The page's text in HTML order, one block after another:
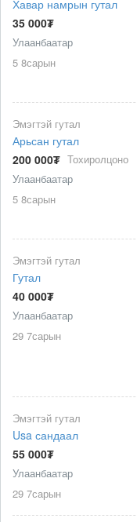
Хавар намрын гутал
35 000₮
Улаанбаатар
5 8сарын
Эмэгтэй гутал
Арьсан гутал
200 000₮ Тохиролцоно
Улаанбаатар
5 8сарын
Эмэгтэй гутал
Гутал
40 000₮
Улаанбаатар
29 7сарын
Эмэгтэй гутал
Usa сандаал
55 000₮
Улаанбаатар
29 7сарын